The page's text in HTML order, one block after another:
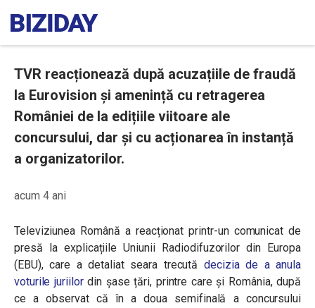
TVR reacționează după acuzațiile de fraudă
la Eurovision și amenință cu retragerea
României de la edițiile viitoare ale
concursului, dar și cu acționarea în instanță
a organizatorilor.
acum 4 ani
Televiziunea Română a reacționat printr-un comunicat de
presă la explicațiile Uniunii Radiodifuzorilor din Europa
(EBU), care a detaliat seara trecută decizia de a anula
voturile juriilordin șase țări, printre care și România, după
ce a observat că în a doua semifinală a concursului